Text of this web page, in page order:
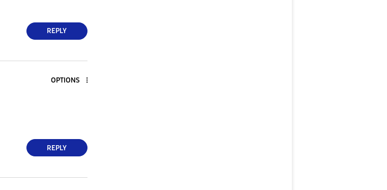
REPLY
OPTIONS
REPLY